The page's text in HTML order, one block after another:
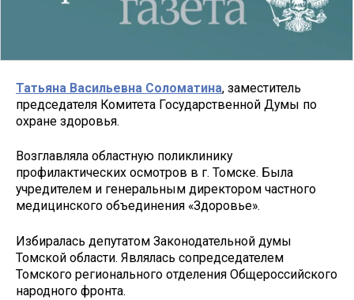
Татьяна Васильевна Соломатина, заместитель
председателя Комитета Государственной Думы по
охране здоровья.
Возглавляла областную поликлинику
профилактических осмотров в г. Томске. Была
учредителем и генеральным директором частного
медицинского объединения «Здоровье».
Избиралась депутатом Законодательной думы
Томской области. Являлась сопредседателем
Томского регионального отделения Общероссийского
народного фронта.